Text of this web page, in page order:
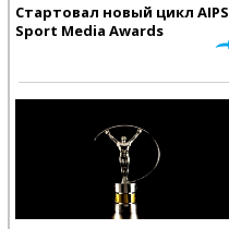
Стартовал новый цикл AIPS
Sport Media Awards